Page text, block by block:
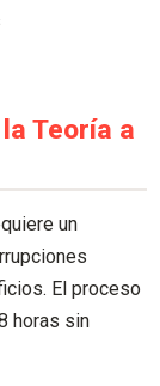
Teoría a
un
El proceso
horas sin